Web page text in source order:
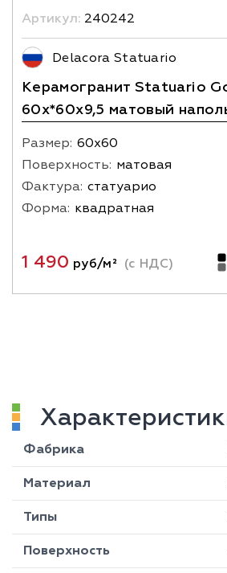
Артикул: 240242
Delacora Statuario
Керамогранит Statuario
60х*60х9,5 матовый
Размер: 60х60
Поверхность: матовая
Фактура: статуарио
Форма: квадратная
1 490 руб/м² (с НДС)
Фабрика
Материал
Типы
Поверхность